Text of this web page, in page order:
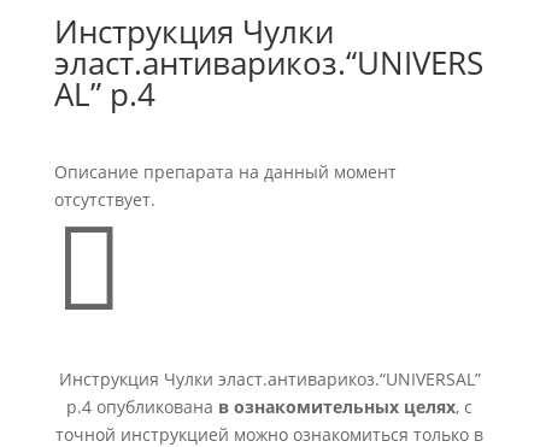
Инструкция Чулки
эласт.антиварикоз.“UNIVERS
AL” р.4
Описание препарата на данный момент
отсутствует.

Инструкция Чулки эласт.антиварикоз.“UNIVERSAL”
р.4 опубликована в ознакомительных целях, с
точной инструкцией можно ознакомиться только в